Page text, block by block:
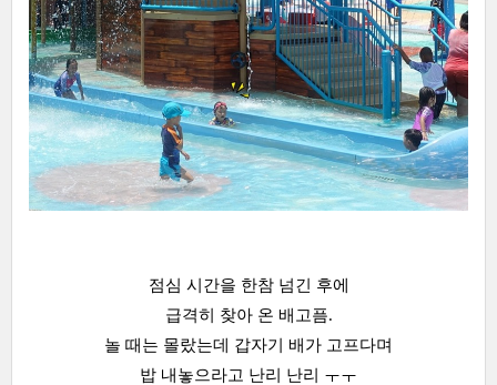
점심 시간을 한참 넘긴 후에
급격히 찾아 온 배고픔.
놀 때는 몰랐는데 갑자기 배가 고프다며
밥 내놓으라고 난리 난리 ㅜㅜ